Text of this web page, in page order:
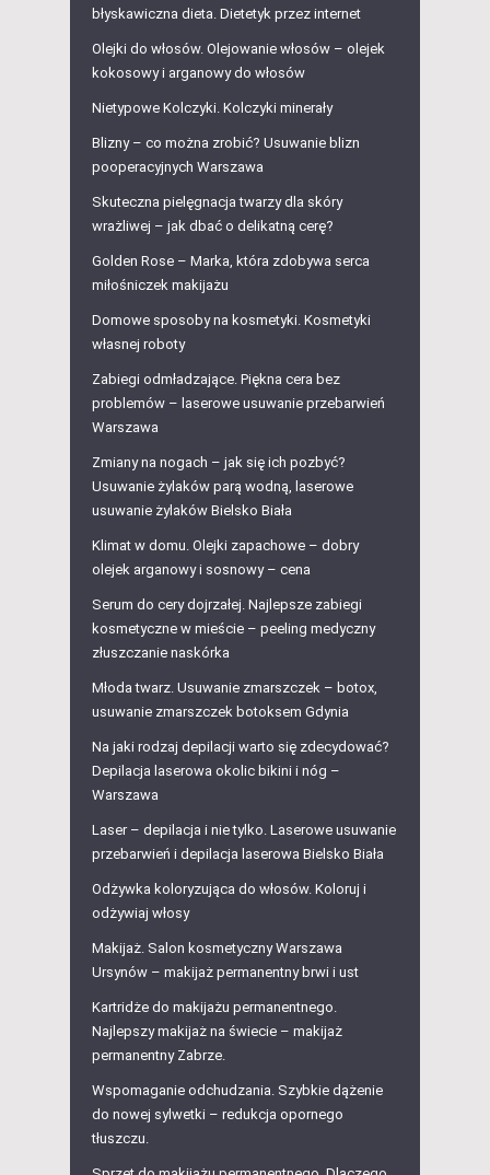
błyskawiczna dieta. Dietetyk przez internet
Olejki do włosów. Olejowanie włosów – olejek
kokosowy i arganowy do włosów
Nietypowe Kolczyki. Kolczyki minerały
Blizny – co można zrobić? Usuwanie blizn
pooperacyjnych Warszawa
Skuteczna pielęgnacja twarzy dla skóry
wrażliwej – jak dbać o delikatną cerę?
Golden Rose – Marka, która zdobywa serca
miłośniczek makijażu
Domowe sposoby na kosmetyki. Kosmetyki
własnej roboty
Zabiegi odmładzające. Piękna cera bez
problemów – laserowe usuwanie przebarwień
Warszawa
Zmiany na nogach – jak się ich pozbyć?
Usuwanie żylaków parą wodną, laserowe
usuwanie żylaków Bielsko Biała
Klimat w domu. Olejki zapachowe – dobry
olejek arganowy i sosnowy – cena
Serum do cery dojrzałej. Najlepsze zabiegi
kosmetyczne w mieście – peeling medyczny
złuszczanie naskórka
Młoda twarz. Usuwanie zmarszczek – botox,
usuwanie zmarszczek botoksem Gdynia
Na jaki rodzaj depilacji warto się zdecydować?
Depilacja laserowa okolic bikini i nóg –
Warszawa
Laser – depilacja i nie tylko. Laserowe usuwanie
przebarwień i depilacja laserowa Bielsko Biała
Odżywka koloryzująca do włosów. Koloruj i
odżywiaj włosy
Makijaż. Salon kosmetyczny Warszawa
Ursynów – makijaż permanentny brwi i ust
Kartridże do makijażu permanentnego.
Najlepszy makijaż na świecie – makijaż
permanentny Zabrze.
Wspomaganie odchudzania. Szybkie dążenie
do nowej sylwetki – redukcja opornego
tłuszczu.